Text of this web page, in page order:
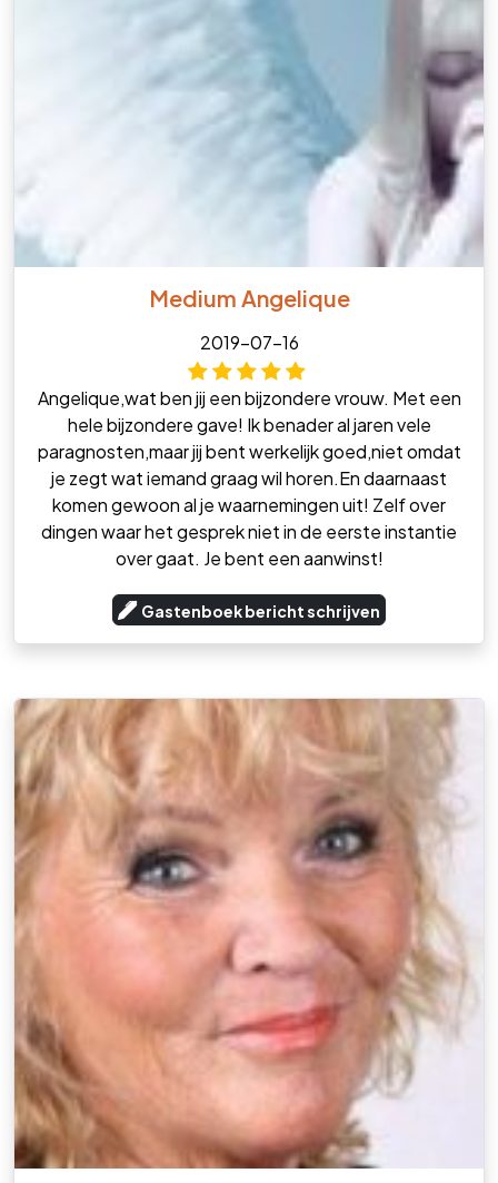
Medium Angelique
2019-07-16
Angelique,wat ben jij een bijzondere vrouw. Met een
hele bijzondere gave! Ik benader al jaren vele
paragnosten,maar jij bent werkelijk goed,niet omdat
je zegt wat iemand graag wil horen.En daarnaast
komen gewoon al je waarnemingen uit! Zelf over
dingen waar het gesprek niet in de eerste instantie
over gaat. Je bent een aanwinst!
Gastenboek bericht schrijven